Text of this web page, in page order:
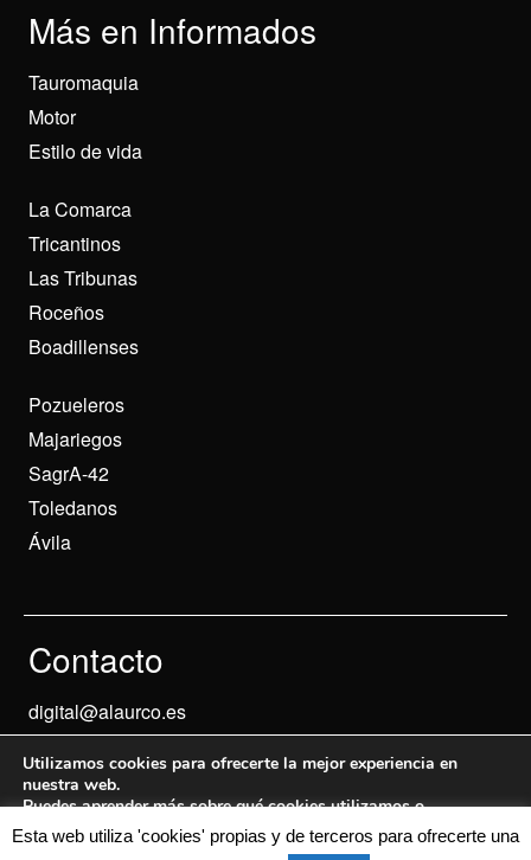
Más en Informados
Tauromaquia
Motor
Estilo de vida
La Comarca
Tricantinos
Las Tribunas
Roceños
Boadillenses
Pozueleros
Majariegos
SagrA-42
Toledanos
Ávila
Contacto
digital@alaurco.es
Esta web utiliza 'cookies' propias y de terceros para ofrecerte una
Utilizamos cookies para ofrecerte la mejor experiencia en
nuestra web.
Puedes aprender más sobre qué cookies utilizamos o
desactivarlas en losajustes.